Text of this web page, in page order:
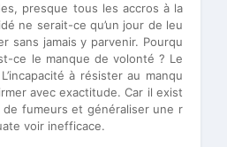
presque tous les accros à la
ne serait-ce qu’un jour de leu
sans jamais y parvenir. Pourqu
ce le manque de volonté ? Le
à résister au manqu
avec exactitude. Car il exist
fumeurs et généraliser une r
voir inefficace.